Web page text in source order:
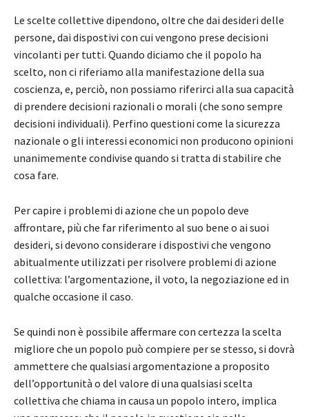
Le scelte collettive dipendono, oltre che dai desideri delle
persone, dai dispostivi con cui vengono prese decisioni
vincolanti per tutti. Quando diciamo che il popolo ha
scelto, non ci riferiamo alla manifestazione della sua
coscienza, e, perciò, non possiamo riferirci alla sua capacità
di prendere decisioni razionali o morali (che sono sempre
decisioni individuali). Perfino questioni come la sicurezza
nazionale o gli interessi economici non producono opinioni
unanimemente condivise quando si tratta di stabilire che
cosa fare.
Per capire i problemi di azione che un popolo deve
affrontare, più che far riferimento al suo bene o ai suoi
desideri, si devono considerare i dispostivi che vengono
abitualmente utilizzati per risolvere problemi di azione
collettiva: l’argomentazione, il voto, la negoziazione ed in
qualche occasione il caso.
Se quindi non è possibile affermare con certezza la scelta
migliore che un popolo può compiere per se stesso, si dovrà
ammettere che qualsiasi argomentazione a proposito
dell’opportunità o del valore di una qualsiasi scelta
collettiva che chiama in causa un popolo intero, implica